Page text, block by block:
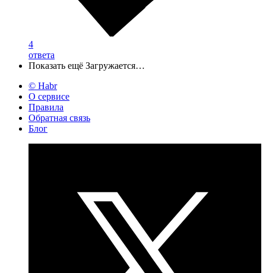
4
ответа
Показать ещё Загружается…
© Habr
О сервисе
Правила
Обратная связь
Блог